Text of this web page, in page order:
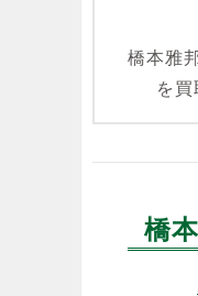
橋本雅
を買
橋